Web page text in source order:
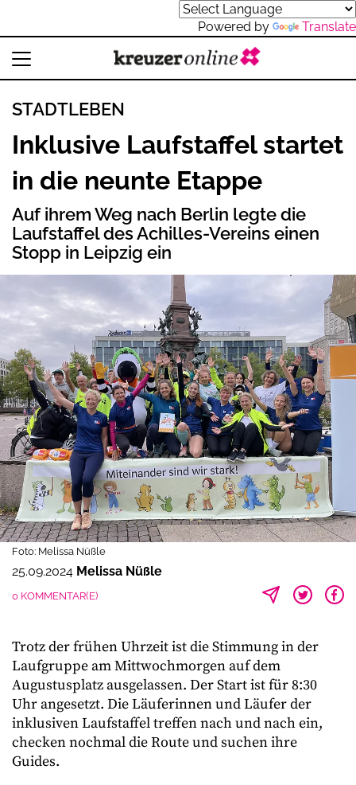
Powered by Translate
STADTLEBEN
Inklusive Laufstaffel startet
in die neunte Etappe
Auf ihrem Weg nach Berlin legte die
Laufstaffel des Achilles-Vereins einen
Stopp in Leipzig ein
Foto: Melissa Nüßle
25.09.2024 Melissa Nüßle
0 KOMMENTAR(E)
Trotz der frühen Uhrzeit ist die Stimmung in der
Laufgruppe am Mittwochmorgen auf dem
Augustusplatz ausgelassen. Der Start ist für 8:30
Uhr angesetzt. Die Läuferinnen und Läufer der
inklusiven Laufstaffel treffen nach und nach ein,
checken nochmal die Route und suchen ihre
Guides.